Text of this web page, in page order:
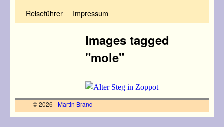
Reiseführer
Impressum
Images tagged
"mole"
© 2026 -Martin Brand